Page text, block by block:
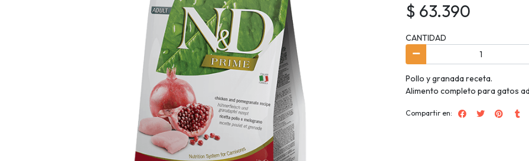
$ 63.390
CANTIDAD
Pollo y granada receta.
Alimento completo para gatos
Compartir en: